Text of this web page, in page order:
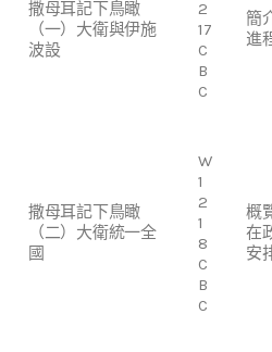
撒母耳記下鳥瞰
（一）大衛與伊施
波設
2
17
C
B
C
簡
進
撒母耳記下鳥瞰
（二）大衛統一全
國
W
1
2
1
8
C
B
C
概
在
安